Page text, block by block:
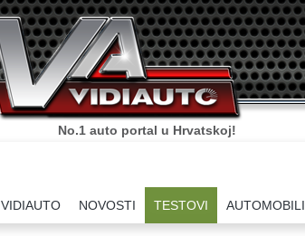
No.1 auto portal u Hrvatskoj!
VIDIAUTO NOVOSTI TESTOVI AUTOMOBILI